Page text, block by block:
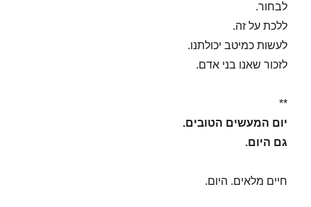
לבחור.
ללכת על זה.
לעשות כמיטב יכולתנו.
לזכור שאנו בני אדם.
**
יום המעשים הטובים.
גם היום.
חיים מלאים. היום.